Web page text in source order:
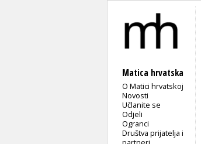
Matica hrvatska
O Matici hrvatskoj
Novosti
Učlanite se
Odjeli
Ogranci
Društva prijatelja i